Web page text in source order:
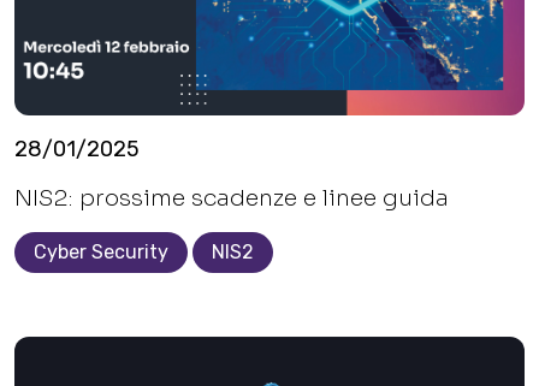
28/01/2025
NIS2: prossime scadenze e linee guida
Cyber Security NIS2